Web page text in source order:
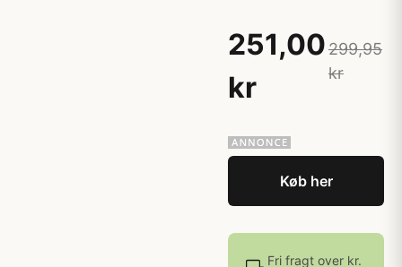
251,00
kr
299,95
kr
Køb her
Fri fragt over kr.